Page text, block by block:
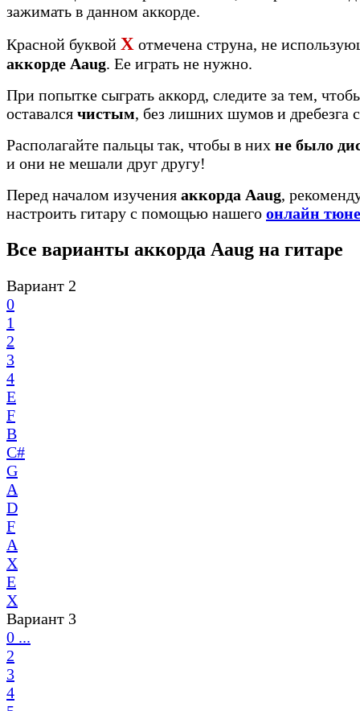
зажимать в данном аккорде.
Красной буквой X отмечена струна, не
аккорде Aaug. Ее играть не нужно.
При попытке сыграть аккорд, следите за тем,
оставался чистым, без лишних шумов и дребезга
Располагайте пальцы так, чтобы в них не было
и они не мешали друг другу!
Перед началом изучения аккорда Aaug,
настроить гитару с помощью нашего онлайн
Все варианты аккорда Aaug на гитаре
Вариант 2
0
1
2
3
4
E
F
B
C#
G
A
D
F
A
X
E
X
Вариант 3
0 ...
2
3
4